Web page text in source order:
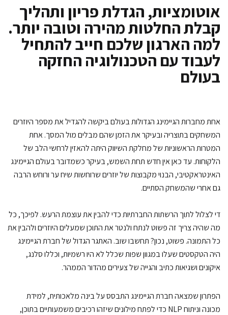
הגדלת פריון ותהליך
החלטות מהירה וטובה יותר.
הארגון שלכם חייב להתחיל
עם הטכנולוגיה החזקה
מחברות הגיימינג הגדולות בעולם ביקשה להגדיל את מספר היוזרים
בתוצריה ובעיקר את הזמן שהם מבלים מול המסך. אחת
הראשוניות של מחלקת השיווק היתה להאזין לרחשי הלב של
עד כאן אין חדש תחת השמש, בעיקר כשמדובר בעולם הגיימינג
הבנוי מקבוצות של יוזרים שרוחשות שיח ער ורוחש הרבה
אחרי שהמשחק הסתיים.
לצלול לתוך הרשתות החברתיות כדי להבין את עוצמת הרעש. לפיכך, כל
שהיה צריך זה פשוט לנתח ולנטר את התוכן שמעלים היוזרים ולהבין את
התמונה. פשוט, נכון? תחשבו שוב. האתגר הגדול של חברת הגיימינג
הטקסטים שעלו במגוון שפות שכלל לא היו רשמיות, וכללו סלנג,
ושגיאות כתיב והגייה של צעירים מהדור הממהר.
שמצאה חברת הגיימינג התבסס על בינה מלאכותית, למידת
מכונה וניתוח NLP כדי לפתח מילונים שיזהו רכיבים משמעותיים בתוכן,